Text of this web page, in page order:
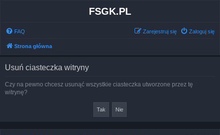
FSGK.PL
FAQ Zaloguj się
Zarejestruj się
Strona główna
Usuń ciasteczka witryny
Czy na pewno chcesz usunąć wszystkie ciasteczka utworzone przez tę
witrynę?